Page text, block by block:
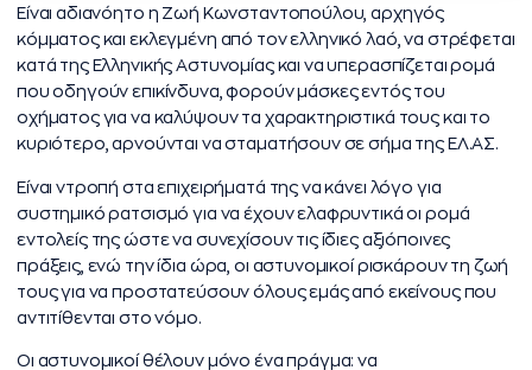
Είναι αδιανόητο η Ζωή Κωνσταντοπούλου, αρχηγός
κόμματος και εκλεγμένη από τον ελληνικό λαό, να στρέφεται
κατά της Ελληνικής Αστυνομίας και να υπερασπίζεται ρομά
που οδηγούν επικίνδυνα, φορούν μάσκες εντός του
οχήματος για να καλύψουν τα χαρακτηριστικά τους και το
κυριότερο, αρνούνται να σταματήσουν σε σήμα της ΕΛ.ΑΣ.
Είναι ντροπή στα επιχειρήματά της να κάνει λόγο για
συστημικό ρατσισμό για να έχουν ελαφρυντικά οι ρομά
εντολείς της ώστε να συνεχίσουν τις ίδιες αξιόποινες
πράξεις, ενώ την ίδια ώρα, οι αστυνομικοί ρισκάρουν τη ζωή
τους για να προστατεύσουν όλους εμάς από εκείνους που
αντιτίθενται στο νόμο.
Οι αστυνομικοί θέλουν μόνο ένα πράγμα: να